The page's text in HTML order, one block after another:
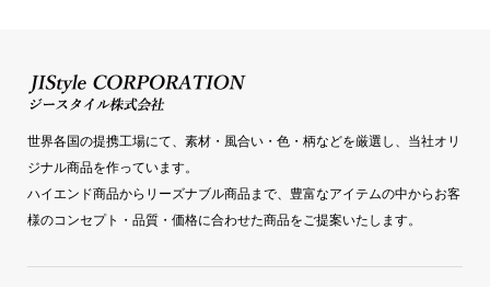
世界各国の提携工場にて、素材・風合い・色・柄などを厳選し、当社オリ
ジナル商品を作っています。
ハイエンド商品からリーズナブル商品まで、豊富なアイテムの中からお客
様のコンセプト・品質・価格に合わせた商品をご提案いたします。